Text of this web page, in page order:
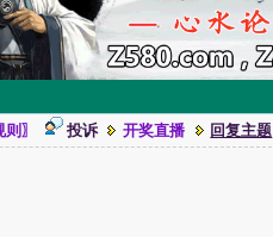
〗 投诉 开奖直播 回复主题